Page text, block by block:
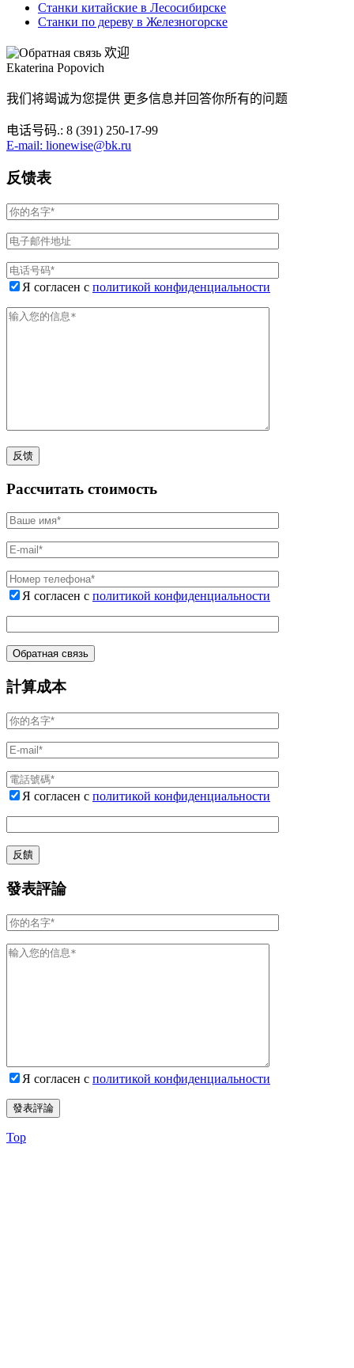
Станки китайские в Лесосибирске
Станки по дереву в Железногорске
欢迎
Ekaterina Popovich
我们将竭诚为您提供 更多信息并回答你所有的问题
电话号码.: 8 (391) 250-17-99
E-mail: lionewise@bk.ru
反馈表
Я согласен с политикой конфиденциальности
Рассчитать стоимость
Я согласен с политикой конфиденциальности
計算成本
Я согласен с политикой конфиденциальности
發表評論
Я согласен с политикой конфиденциальности
Top